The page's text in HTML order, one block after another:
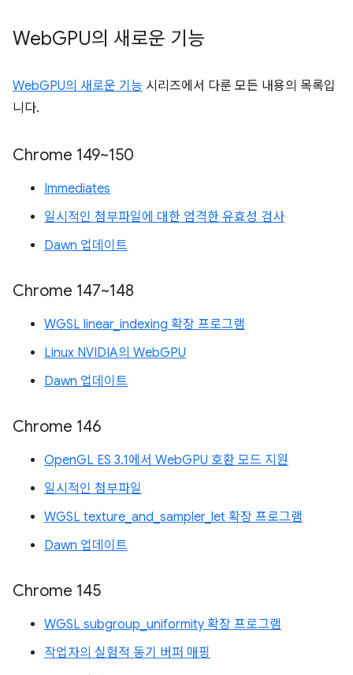
WebGPU의 새로운 기능
WebGPU의 새로운 기능 시리즈에서 다룬 모든 내용의 목록입
니다.
Chrome 149~150
Immediates
일시적인 첨부파일에 대한 엄격한 유효성 검사
Dawn 업데이트
Chrome 147~148
WGSL linear_indexing 확장 프로그램
Linux NVIDIA의 WebGPU
Dawn 업데이트
Chrome 146
OpenGL ES 3.1에서 WebGPU 호환 모드 지원
일시적인 첨부파일
WGSL texture_and_sampler_let 확장 프로그램
Dawn 업데이트
Chrome 145
WGSL subgroup_uniformity 확장 프로그램
작업자의 실험적 동기 버퍼 매핑